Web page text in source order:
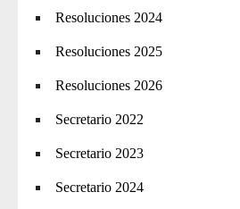
Resoluciones 2024
Resoluciones 2025
Resoluciones 2026
Secretario 2022
Secretario 2023
Secretario 2024